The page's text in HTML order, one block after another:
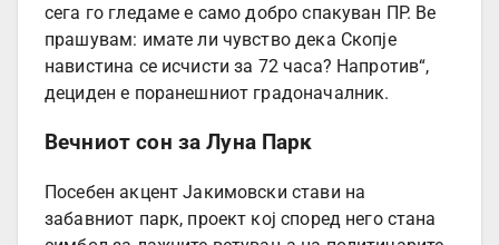
сега го гледаме е само добро спакуван ПР. Ве
прашувам: имате ли чувство дека Скопје
навистина се исчисти за 72 часа? Напротив“,
дециден е поранешниот градоначалник.
Вечниот сон за Луна Парк
Посебен акцент Јакимовски стави на
забавниот парк, проект кој според него стана